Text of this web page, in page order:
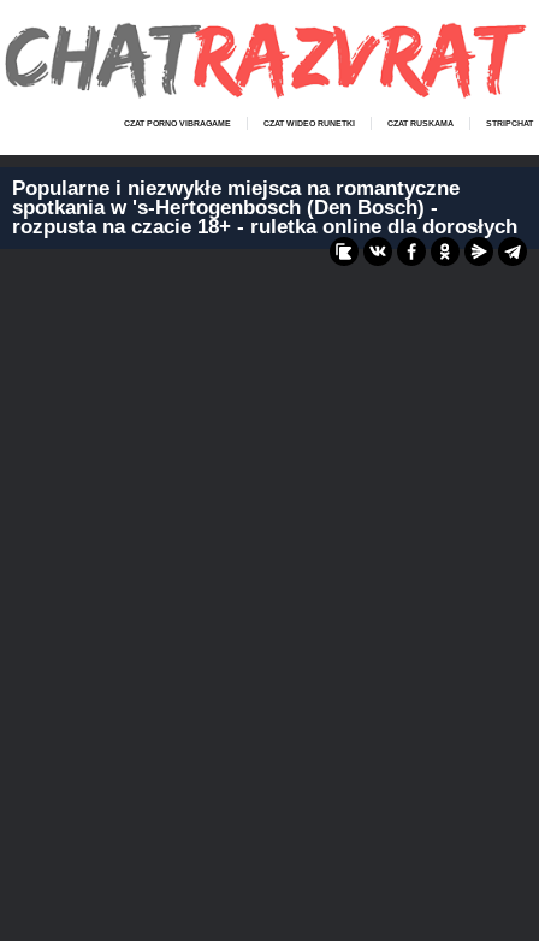
CZAT PORNO VIBRAGAME CZAT WIDEO RUNETKI CZAT RUSKAMA STRIPCHAT
Popularne i niezwykłe miejsca na romantyczne
spotkania w 's-Hertogenbosch (Den Bosch) -
rozpusta na czacie 18+ - ruletka online dla dorosłych